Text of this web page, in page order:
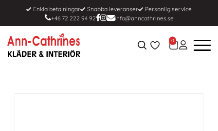
+46 72 222 94 92
Enkla betalningar Snabba leveranser
Personlig service
info@anncathrines.se
0